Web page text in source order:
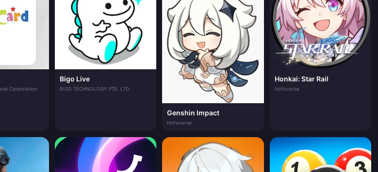
Corporation
Bigo Live
BIGO TECHNOLOGY PTE. LTD.
Genshin Impact
HoYoverse
Honkai: Star Rail
HoYoverse